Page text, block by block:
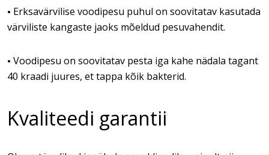
• Erksavärvilise voodipesu puhul on soovitatav kasutada
värviliste kangaste jaoks mõeldud pesuvahendit.
• Voodipesu on soovitatav pesta iga kahe nädala tagant
40 kraadi juures, et tappa kõik bakterid.
Kvaliteedi garantii